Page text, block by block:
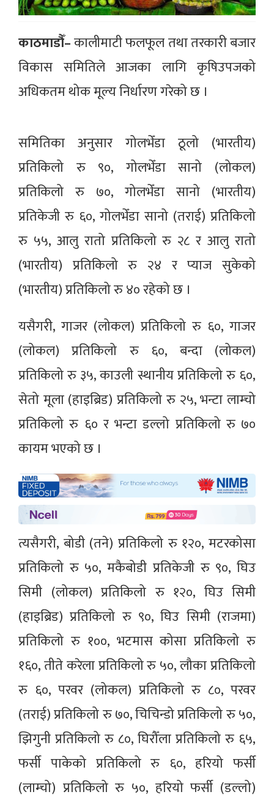
काठमाडौँ–कालीमाटी फलफूल तथा तरकारी बजार
विकास समितिले आजका लागि कृषिउपजको
अधिकतम थोक मूल्य निर्धारण गरेको छ ।
समितिका अनुसार गोलभेँडा ठूलो (भारतीय)
प्रतिकिलो रु ९०, गोलभेँडा सानो (लोकल)
प्रतिकिलो रु ७०, गोलभेँडा सानो (भारतीय)
प्रतिकेजी रु ६०, गोलभेँडा सानो (तराई) प्रतिकिलो
रु ५५, आलु रातो प्रतिकिलो रु २८ र आलु रातो
(भारतीय) प्रतिकिलो रु २४ र प्याज सुकेको
(भारतीय) प्रतिकिलो रु ४० रहेको छ ।
यसैगरी, गाजर (लोकल) प्रतिकिलो रु ६०, गाजर
(लोकल) प्रतिकिलो रु ६०, बन्दा (लोकल)
प्रतिकिलो रु ३५, काउली स्थानीय प्रतिकिलो रु ६०,
सेतो मूला (हाइब्रिड) प्रतिकिलो रु २५, भन्टा लाम्चो
प्रतिकिलो रु ६० र भन्टा डल्लो प्रतिकिलो रु ७०
कायम भएको छ ।
त्यसैगरी, बोडी (तने) प्रतिकिलो रु १२०, मटरकोसा
प्रतिकिलो रु ५०, मकैबोडी प्रतिकेजी रु ९०, घिउ
सिमी (लोकल) प्रतिकिलो रु १२०, घिउ सिमी
(हाइब्रिड) प्रतिकिलो रु ९०, घिउ सिमी (राजमा)
प्रतिकिलो रु १००, भटमास कोसा प्रतिकिलो रु
१६०, तीते करेला प्रतिकिलो रु ५०, लौका प्रतिकिलो
रु ६०, परवर (लोकल) प्रतिकिलो रु ८०, परवर
(तराई) प्रतिकिलो रु ७०, चिचिन्डो प्रतिकिलो रु ५०,
झिगुनी प्रतिकिलो रु ८०, घिरौँला प्रतिकिलो रु ६५,
फर्सी पाकेको प्रतिकिलो रु ६०, हरियो फर्सी
(लाम्चो) प्रतिकिलो रु ५०, हरियो फर्सी (डल्लो)